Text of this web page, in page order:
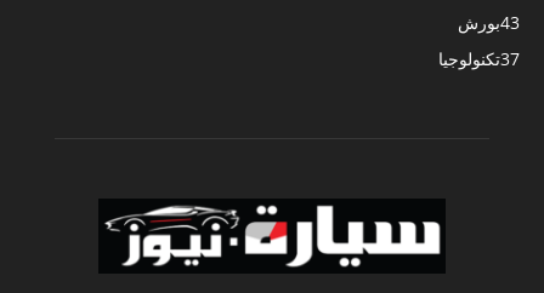
بورش43
تكنولوجيا37